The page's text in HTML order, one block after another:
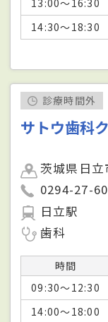
14:30～18:30
診療時間外
サトウ歯科
茨城県日
0294-27-
日立駅
歯科
時間
09:30～12:30
14:00～18:00